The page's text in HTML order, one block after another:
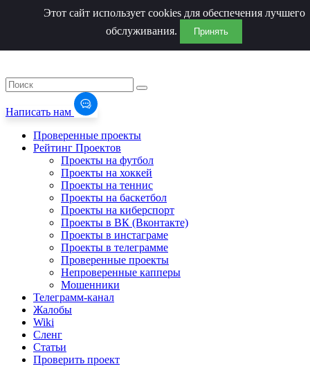
Написать нам
Проверенные проекты
Рейтинг Проектов
Проекты на футбол
Проекты на хоккей
Проекты на теннис
Проекты на баскетбол
Проекты на киберспорт
Проекты в ВК (Вконтакте)
Проекты в инстаграме
Проекты в телеграмме
Проверенные проекты
Непроверенные капперы
Мошенники
Телеграмм-канал
Жалобы
Wiki
Сленг
Статьи
Проверить проект
Этот сайт использует cookies для обеспечения лучшего
обслуживания.
Принять